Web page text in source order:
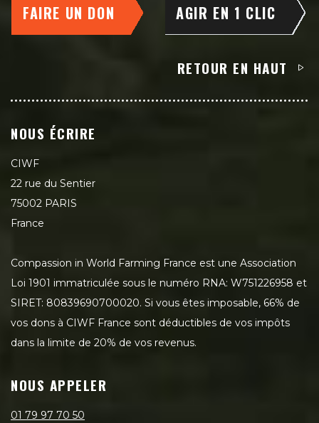
FAIRE UN DON AGIR EN 1 CLIC
RETOUR EN HAUT
NOUS ÉCRIRE
CIWF
22 rue du Sentier
75002 PARIS
France
Compassion in World Farming France est une Association
Loi 1901 immatriculée sous le numéro RNA: W751226958 et
SIRET: 80839690700020. Si vous êtes imposable, 66% de
vos dons à CIWF France sont déductibles de vos impôts
dans la limite de 20% de vos revenus.
NOUS APPELER
01 79 97 70 50